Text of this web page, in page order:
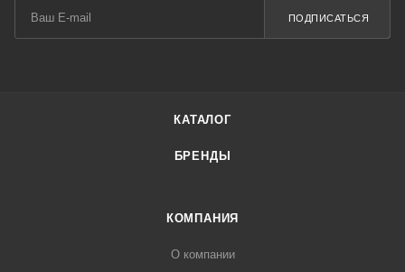
ПОДПИСАТЬСЯ
КАТАЛОГ
БРЕНДЫ
КОМПАНИЯ
О компании